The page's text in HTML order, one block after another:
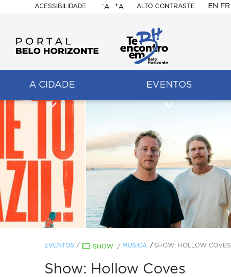
ACESSIBILIDADE
BELO
HORIZONTE
-A +A ALTO CONTRASTE EN FR
A CIDADE EVENTOS
EVENTOS / SHOW / MÚSICA SHOW: HOLLOW COVES
Show: Hollow Coves